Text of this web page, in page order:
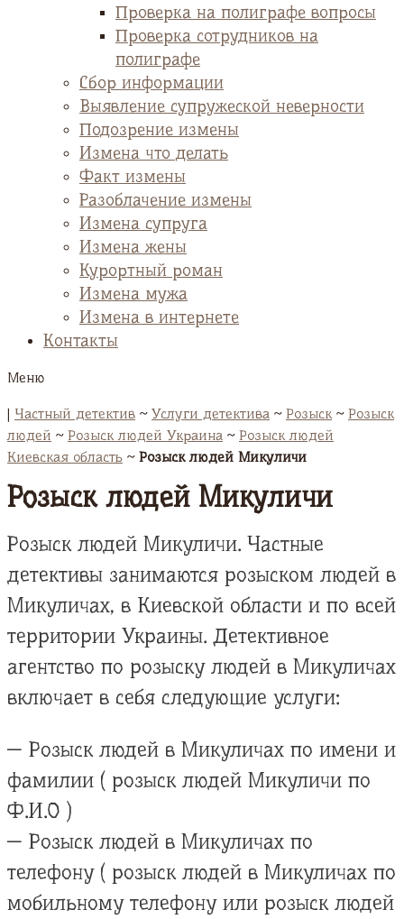
Проверка на полиграфе вопросы
Проверка сотрудников на
полиграфе
Сбор информации
Выявление супружеской неверности
Подозрение измены
Измена что делать
Факт измены
Разоблачение измены
Измена супруга
Измена жены
Курортный роман
Измена мужа
Измена в интернете
Контакты
Меню
| Частный детектив ~ Услуги детектива ~ Розыск~ Розыск
людей ~ Розыск людей Украина ~ Розыск людей
Киевская область ~ Розыск людей Микуличи
Розыск людей Микуличи
Розыск людей Микуличи. Частные
детективы занимаются розыском людей в
Микуличах, в Киевской области и по всей
территории Украины. Детективное
агентство по розыску людей в Микуличах
включает в себя следующие услуги:
— Розыск людей в Микуличах по имени и
фамилии ( розыск людей Микуличи по
Ф.И.О )
— Розыск людей в Микуличах по
телефону ( розыск людей в Микуличах по
мобильному телефону или розыск людей